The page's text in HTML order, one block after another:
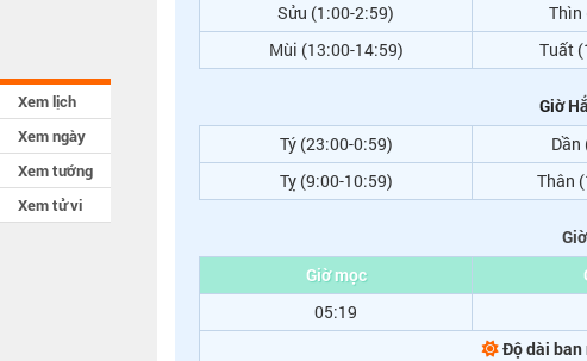
Xem lịch
Xem ngày
Xem tướng
Xem tử vi
Sửu (1:00-2:59)
Thìn
Mùi (13:00-14:59)
Tuất
Giờ
Tý (23:00-0:59)
Dần
Tỵ (9:00-10:59)
Thân
Giờ mọc
05:19
Độ dài ban